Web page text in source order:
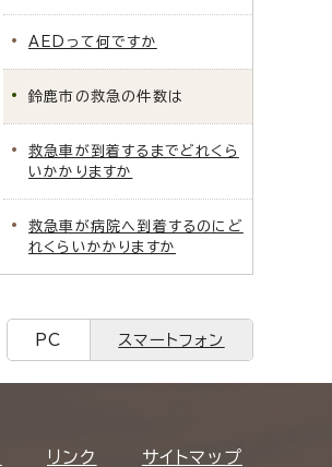
AEDって何ですか
鈴鹿市の救急の件数は
救急車が到着するまでどれくら
いかかりますか
救急車が病院へ到着するのにど
れくらいかかりますか
PC スマートフォン
リンク サイトマップ